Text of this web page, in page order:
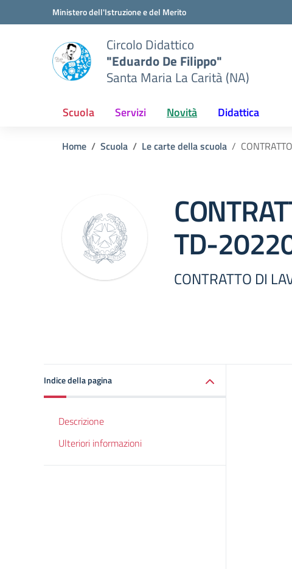
Vai ai contenuti
Vai al menu di navigazioneMinistero dell'Istruzione e del Merito
Circolo Didattico
"Eduardo De Filippo"
Santa Maria La Carità (NA)
Scuola Servizi Novità Didattica
Home Scuola Le carte della scuola
TD-
CONTRATTO DI
Indice della pagina
Descrizione
Ulteriori informazioni